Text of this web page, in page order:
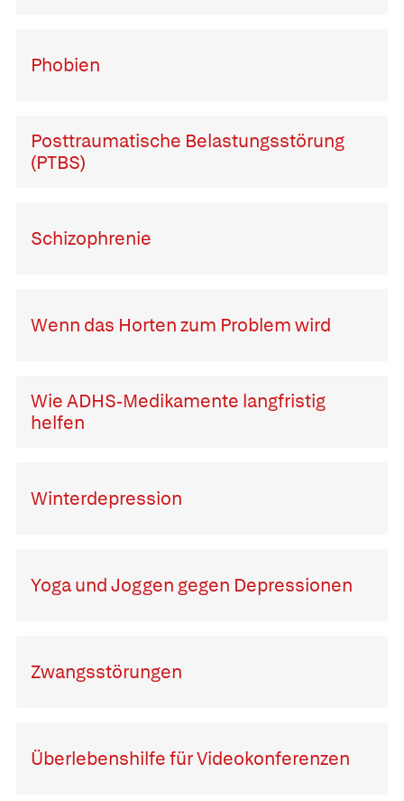
Phobien
Posttraumatische Belastungsstörung
(PTBS)
Schizophrenie
Wenn das Horten zum Problem wird
Wie ADHS-Medikamente langfristig
helfen
Winterdepression
Yoga und Joggen gegen Depressionen
Zwangsstörungen
Überlebenshilfe für Videokonferenzen